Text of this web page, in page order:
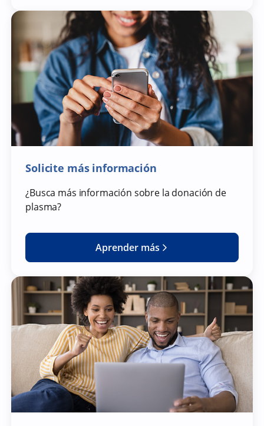
Solicite más información
¿Busca más información sobre la donación de
plasma?
Aprender más